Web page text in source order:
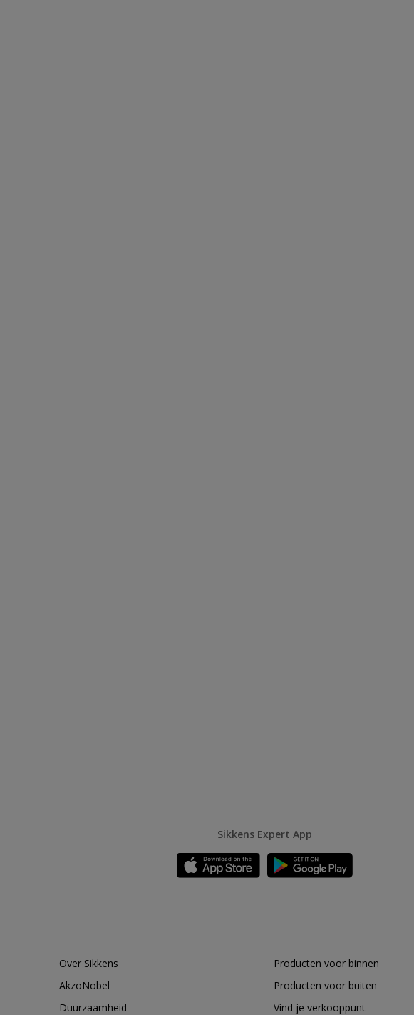
Sikkens Expert App
Over Sikkens
AkzoNobel
Duurzaamheid
Producten voor binnen
Producten voor buiten
Vind je verkooppunt